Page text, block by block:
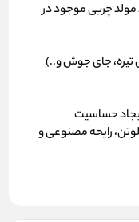
مولد چربی موجود در
جای جوش و..)
حساسیت
رایحه مصنوعی و